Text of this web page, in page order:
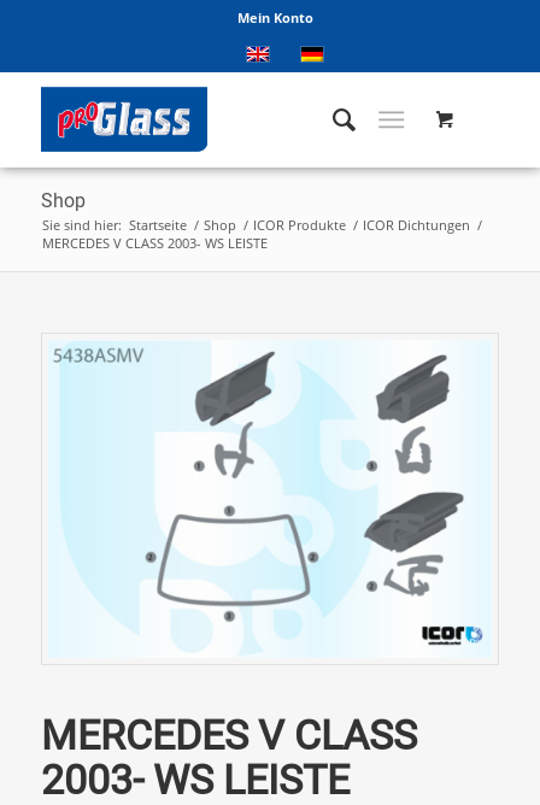
Mein Konto
Shop
Sie sind hier: Startseite / Shop / ICOR Produkte / ICOR Dichtungen /
MERCEDES V CLASS 2003- WS LEISTE
MERCEDES V CLASS
2003- WS LEISTE